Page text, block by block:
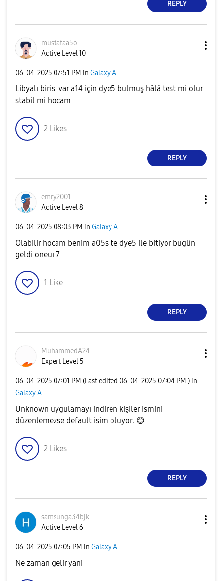
REPLY
mustafaa5o
Active Level 10
‎06-04-2025 07:51 PM in Galaxy A
Libyalı birisi var a14 için dye5 bulmuş hâlâ test mi olur
stabil mi hocam
2 Likes
REPLY
emry2001
Active Level 8
‎06-04-2025 08:03 PM in Galaxy A
Olabilir hocam benim a05s te dye5 ile bitiyor bugün
geldi oneuı 7
1 Like
REPLY
MuhammedA24
Expert Level 5
‎06-04-2025 07:01 PM (Last edited ‎06-04-2025 07:04 PM ) in
Galaxy A
Unknown uygulamayı indiren kişiler ismini
düzenlemezse default isim oluyor. 😊
2 Likes
REPLY
samsunga34bjk
Active Level 6
‎06-04-2025 07:05 PM in Galaxy A
Ne zaman gelir yani